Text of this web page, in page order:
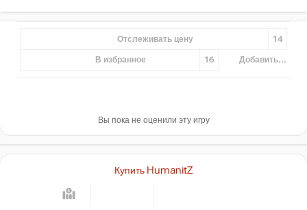
Отслеживать цену 14
В избранное 16 Добавить...
Вы пока не оценили эту игру
Купить HumanitZ